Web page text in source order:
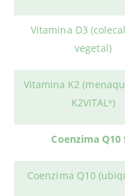
Vitamina D3
vegetal)
Vitamina K2
K2VITAL®)
Coenzima Q10
Coenzima Q10